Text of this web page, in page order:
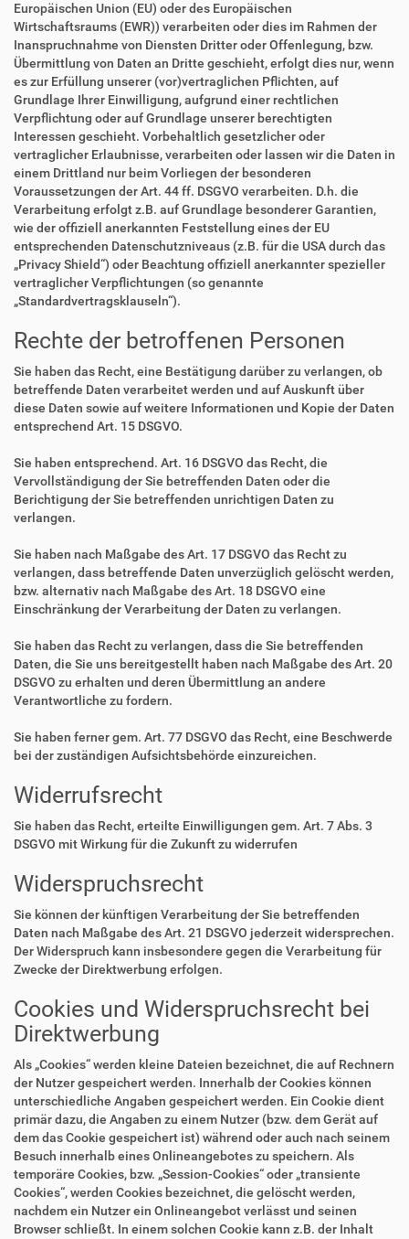
Europäischen Union (EU) oder des Europäischen
Wirtschaftsraums (EWR)) verarbeiten oder dies im Rahmen der
Inanspruchnahme von Diensten Dritter oder Offenlegung, bzw.
Übermittlung von Daten an Dritte geschieht, erfolgt dies nur, wenn
es zur Erfüllung unserer (vor)vertraglichen Pflichten, auf
Grundlage Ihrer Einwilligung, aufgrund einer rechtlichen
Verpflichtung oder auf Grundlage unserer berechtigten
Interessen geschieht. Vorbehaltlich gesetzlicher oder
vertraglicher Erlaubnisse, verarbeiten oder lassen wir die Daten in
einem Drittland nur beim Vorliegen der besonderen
Voraussetzungen der Art. 44 ff. DSGVO verarbeiten. D.h. die
Verarbeitung erfolgt z.B. auf Grundlage besonderer Garantien,
wie der offiziell anerkannten Feststellung eines der EU
entsprechenden Datenschutzniveaus (z.B. für die USA durch das
„Privacy Shield“) oder Beachtung offiziell anerkannter spezieller
vertraglicher Verpflichtungen (so genannte
„Standardvertragsklauseln“).
Rechte der betroffenen Personen
Sie haben das Recht, eine Bestätigung darüber zu verlangen, ob
betreffende Daten verarbeitet werden und auf Auskunft über
diese Daten sowie auf weitere Informationen und Kopie der Daten
entsprechend Art. 15 DSGVO.
Sie haben entsprechend. Art. 16 DSGVO das Recht, die
Vervollständigung der Sie betreffenden Daten oder die
Berichtigung der Sie betreffenden unrichtigen Daten zu
verlangen.
Sie haben nach Maßgabe des Art. 17 DSGVO das Recht zu
verlangen, dass betreffende Daten unverzüglich gelöscht werden,
bzw. alternativ nach Maßgabe des Art. 18 DSGVO eine
Einschränkung der Verarbeitung der Daten zu verlangen.
Sie haben das Recht zu verlangen, dass die Sie betreffenden
Daten, die Sie uns bereitgestellt haben nach Maßgabe des Art. 20
DSGVO zu erhalten und deren Übermittlung an andere
Verantwortliche zu fordern.
Sie haben ferner gem. Art. 77 DSGVO das Recht, eine Beschwerde
bei der zuständigen Aufsichtsbehörde einzureichen.
Widerrufsrecht
Sie haben das Recht, erteilte Einwilligungen gem. Art. 7 Abs. 3
DSGVO mit Wirkung für die Zukunft zu widerrufen
Widerspruchsrecht
Sie können der künftigen Verarbeitung der Sie betreffenden
Daten nach Maßgabe des Art. 21 DSGVO jederzeit widersprechen.
Der Widerspruch kann insbesondere gegen die Verarbeitung für
Zwecke der Direktwerbung erfolgen.
Cookies und Widerspruchsrecht bei
Direktwerbung
Als „Cookies“ werden kleine Dateien bezeichnet, die auf Rechnern
der Nutzer gespeichert werden. Innerhalb der Cookies können
unterschiedliche Angaben gespeichert werden. Ein Cookie dient
primär dazu, die Angaben zu einem Nutzer (bzw. dem Gerät auf
dem das Cookie gespeichert ist) während oder auch nach seinem
Besuch innerhalb eines Onlineangebotes zu speichern. Als
temporäre Cookies, bzw. „Session-Cookies“ oder „transiente
Cookies“, werden Cookies bezeichnet, die gelöscht werden,
nachdem ein Nutzer ein Onlineangebot verlässt und seinen
Browser schließt. In einem solchen Cookie kann z.B. der Inhalt